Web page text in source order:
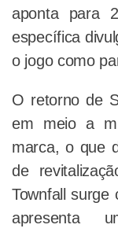
aponta para
específica
o jogo como
O retorno de
em meio a
marca, o que
de
Townfall surge
apresenta